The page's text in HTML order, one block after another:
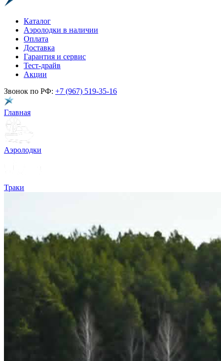
Каталог
Аэролодки в наличии
Оплата
Доставка
Гарантия и сервис
Тест-драйв
Акции
Звонок по РФ: +7 (967) 519-35-16
Главная
Аэролодки
Траки